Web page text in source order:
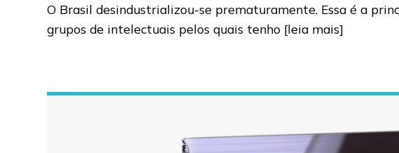
O Brasil desindustrializou-se prematuramente. Essa é a
grupos de intelectuais pelos quais tenho [leia mais]